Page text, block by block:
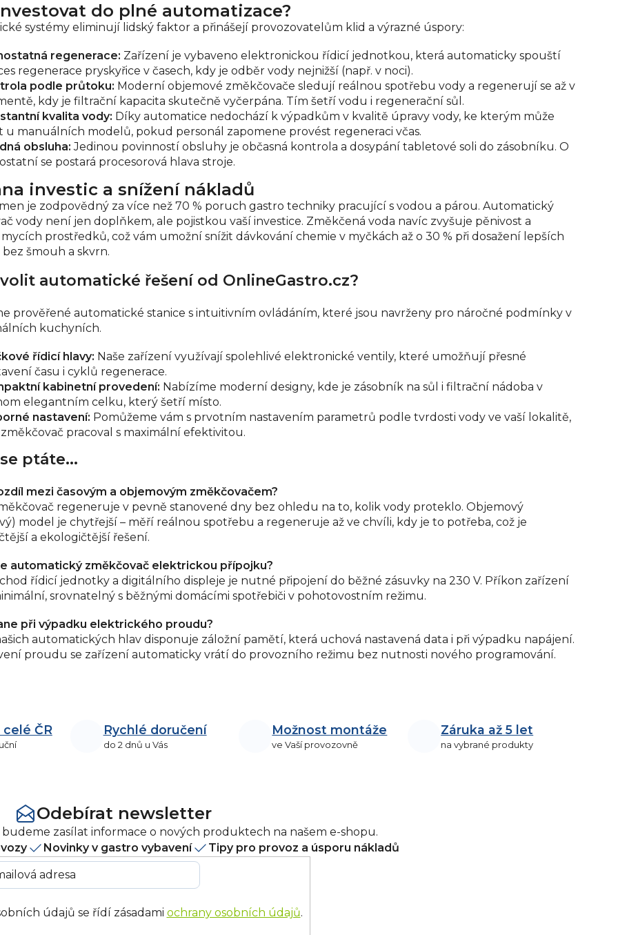
do plné automatizace?
systémy eliminují lidský faktor a přinášejí provozovatelům klid a výrazné úspory:
regenerace: Zařízení je vybaveno elektronickou řídicí jednotkou, která automaticky spouští
regenerace pryskyřice v časech, kdy je odběr vody nejnižší (např. v noci).
podle průtoku: Moderní objemové změkčovače sledují reálnou spotřebu vody a regenerují se až v
kdy je filtrační kapacita skutečně vyčerpána. Tím šetří vodu i regenerační sůl.
kvalita vody: Díky automatice nedochází k výpadkům v kvalitě úpravy vody, ke kterým může
u manuálních modelů, pokud personál zapomene provést regeneraci včas.
obsluha: Jedinou povinností obsluhy je občasná kontrola a dosypání tabletové soli do zásobníku. O
se postará procesorová hlava stroje.
investic a snížení nákladů
je zodpovědný za více než 70 % poruch gastro techniky pracující s vodou a párou. Automatický
vody není jen doplňkem, ale pojistkou vaší investice. Změkčená voda navíc zvyšuje pěnivost a
prostředků, což vám umožní snížit dávkování chemie v myčkách až o 30 % při dosažení lepších
šmouh a skvrn.
automatické řešení od OnlineGastro.cz?
prověřené automatické stanice s intuitivním ovládáním, které jsou navrženy pro náročné podmínky v
kuchyních.
řídicí hlavy: Naše zařízení využívají spolehlivé elektronické ventily, které umožňují přesné
času i cyklů regenerace.
kabinetní provedení: Nabízíme moderní designy, kde je zásobník na sůl i filtrační nádoba v
elegantním celku, který šetří místo.
nastavení: Pomůžeme vám s prvotním nastavením parametrů podle tvrdosti vody ve vaší lokalitě,
pracoval s maximální efektivitou.
ptáte...
mezi časovým a objemovým změkčovačem?
regeneruje v pevně stanovené dny bez ohledu na to, kolik vody proteklo. Objemový
model je chytřejší – měří reálnou spotřebu a regeneruje až ve chvíli, kdy je to potřeba, což je
a ekologičtější řešení.
automatický změkčovač elektrickou přípojku?
řídicí jednotky a digitálního displeje je nutné připojení do běžné zásuvky na 230 V. Příkon zařízení
srovnatelný s běžnými domácími spotřebiči v pohotovostním režimu.
při výpadku elektrického proudu?
automatických hlav disponuje záložní pamětí, která uchová nastavená data i při výpadku napájení.
proudu se zařízení automaticky vrátí do provozního režimu bez nutnosti nového programování.
celé ČR Rychlé doručení
do 2 dnů u Vás
Možnost montáže
ve Vaší provozovně
Záruka až 5 let
na vybrané produkty
Odebírat newsletter
budeme zasílat informace o nových produktech na našem e-shopu.
Novinky v gastro vybavení Tipy pro provoz a úsporu nákladů
údajů se řídí zásadami ochrany osobních údajů.